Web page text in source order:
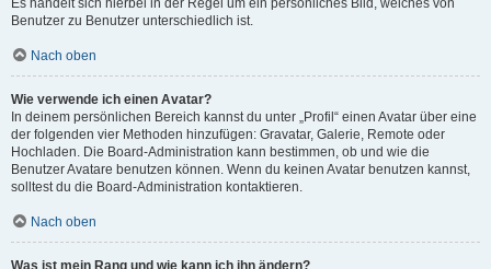
Es handelt sich hierbei in der Regel um ein persönliches Bild, welches von
Benutzer zu Benutzer unterschiedlich ist.
Nach oben
Wie verwende ich einen Avatar?
In deinem persönlichen Bereich kannst du unter „Profil“ einen Avatar über eine
der folgenden vier Methoden hinzufügen: Gravatar, Galerie, Remote oder
Hochladen. Die Board-Administration kann bestimmen, ob und wie die
Benutzer Avatare benutzen können. Wenn du keinen Avatar benutzen kannst,
solltest du die Board-Administration kontaktieren.
Nach oben
Was ist mein Rang und wie kann ich ihn ändern?